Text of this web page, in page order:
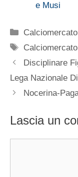
e Musi
Categorie
Calciomercato
Tag
Disciplinare
Lega Nazionale
Nocerina-
Lascia un